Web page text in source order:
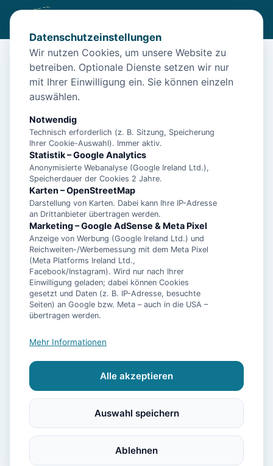
/Unterkünfte /Esens/Apartment 2 - Kapitänshaus
Apartment 2 - Kapitänshaus
Mikrowelle Geschirrspüler
Balkon Garten Grill Wellnessbehandlungen
Fitnessgeräte Reiten
Datenschutzeinstellungen
Wir nutzen Cookies, um unsere Website zu
betreiben. Optionale Dienste setzen wir nur
mit Ihrer Einwilligung ein. Sie können einzeln
auswählen.
Notwendig
Technisch erforderlich (z. B. Sitzung, Speicherung
Ihrer Cookie-Auswahl). Immer aktiv.
Statistik – Google Analytics
Anonymisierte Webanalyse (Google Ireland Ltd.),
Speicherdauer der Cookies 2 Jahre.
Karten – OpenStreetMap
Darstellung von Karten. Dabei kann Ihre IP-Adresse
an Drittanbieter übertragen werden.
Marketing – Google AdSense & Meta Pixel
Anzeige von Werbung (Google Ireland Ltd.) und
Reichweiten-/Werbemessung mit dem Meta Pixel
(Meta Platforms Ireland Ltd.,
Facebook/Instagram). Wird nur nach Ihrer
Einwilligung geladen; dabei können Cookies
gesetzt und Daten (z. B. IP-Adresse, besuchte
Seiten) an Google bzw. Meta – auch in die USA –
übertragen werden.
Mehr Informationen
Alle akzeptieren
Auswahl speichern
Ablehnen